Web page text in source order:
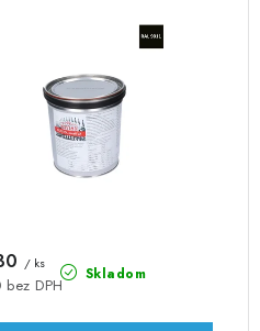
Skladom
DPH
/ ks